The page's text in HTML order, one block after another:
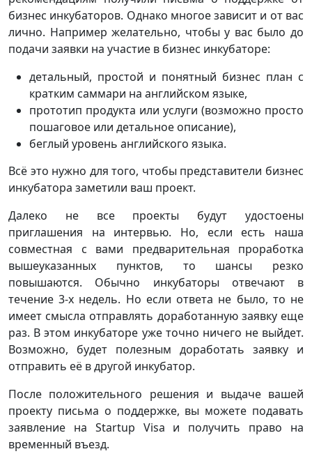
бизнес инкубаторов. Однако многое зависит и от вас
лично. Например желательно, чтобы у вас было до
подачи заявки на участие в бизнес инкубаторе:
детальный, простой и понятный бизнес план с
кратким саммари на английском языке,
прототип продукта или услуги (возможно просто
пошаговое или детальное описание),
беглый уровень английского языка.
Всё это нужно для того, чтобы представители бизнес
инкубатора заметили ваш проект.
Далеко не все проекты будут удостоены
приглашения на интервью. Но, если есть наша
совместная с вами предварительная проработка
вышеуказанных пунктов, то шансы резко
повышаются. Обычно инкубаторы отвечают в
течение 3-х недель. Но если ответа не было, то не
имеет смысла отправлять доработанную заявку еще
раз. В этом инкубаторе уже точно ничего не выйдет.
Возможно, будет полезным доработать заявку и
отправить её в другой инкубатор.
После положительного решения и выдаче вашей
проекту письма о поддержке, вы можете подавать
заявление на Startup Visa и получить право на
временный въезд.